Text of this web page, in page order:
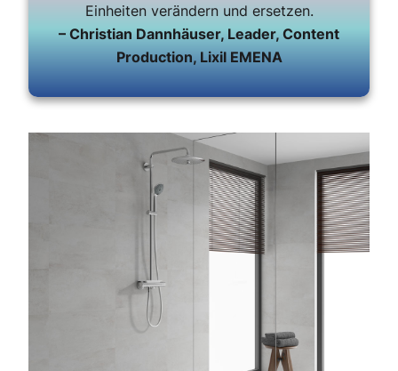
Einheiten verändern und ersetzen.
– Christian Dannhäuser, Leader, Content
Production, Lixil EMENA